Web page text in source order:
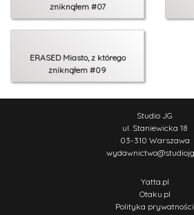
zniknąłem #07
ERASED Miasto, z którego
zniknąłem #09
Studio JG
ul. Staniewicka 18
03-310 Warszawa
wydawnictwo@
Yatta.pl
Otaku.pl
Polityka prywatności